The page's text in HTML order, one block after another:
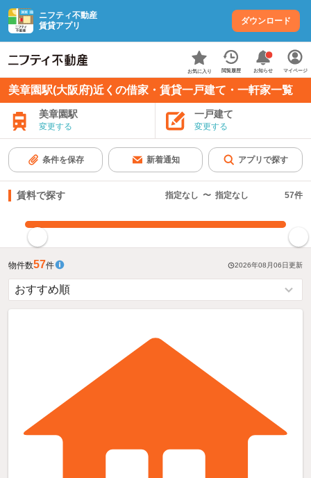
ニフティ不動産
賃貸アプリ
ダウンロード
お気に入り 閲覧履歴 お知らせ マイページ
美章園駅(大阪府)近くの借家・賃貸一戸建て・一軒家一覧
美章園駅
変更する
一戸建て
変更する
条件を保存 新着通知 アプリで探す
賃料で探す 指定なし 〜 指定なし 57件
物件数57件 2026年08月06日更新